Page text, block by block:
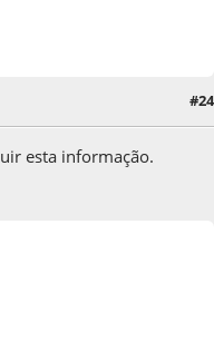
#24
esta informação.